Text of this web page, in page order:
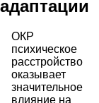
ОКР
психическое
расстройство
оказывает
значительное
влияние на